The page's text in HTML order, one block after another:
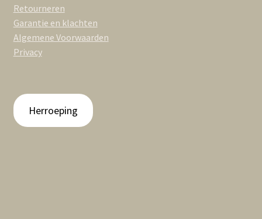
Retourneren
Garantie en klachten
Algemene Voorwaarden
Privacy
Herroeping